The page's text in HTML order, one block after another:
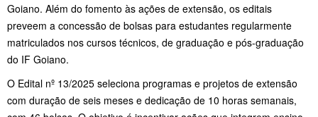
Goiano. Além do fomento às ações de extensão, os editais
preveem a concessão de bolsas para estudantes regularmente
matriculados nos cursos técnicos, de graduação e pós-graduação
do IF Goiano.
O Edital nº 13/2025 seleciona programas e projetos de extensão
com duração de seis meses e dedicação de 10 horas semanais,